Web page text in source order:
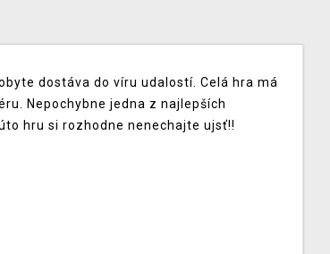
dostáva do víru udalostí. Celá hra má
Nepochybne jedna z najlepších
hru si rozhodne nenechajte ujsť!!